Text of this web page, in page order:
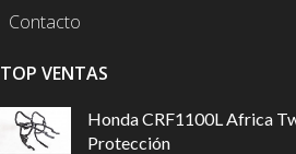
Contacto
TOP VENTAS
Honda CRF1100L Africa
Protección